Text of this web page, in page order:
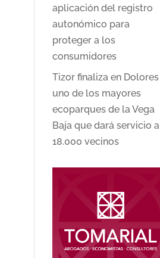
aplicación del registro
autonómico para
proteger a los
consumidores
Tizor finaliza en Dolores
uno de los mayores
ecoparques de la Vega
Baja que dará servicio a
18.000 vecinos